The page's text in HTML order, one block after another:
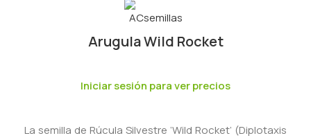
Arugula Wild Rocket
Iniciar sesión para ver precios
La semilla de Rúcula Silvestre ‘Wild Rocket’ (Diplotaxis